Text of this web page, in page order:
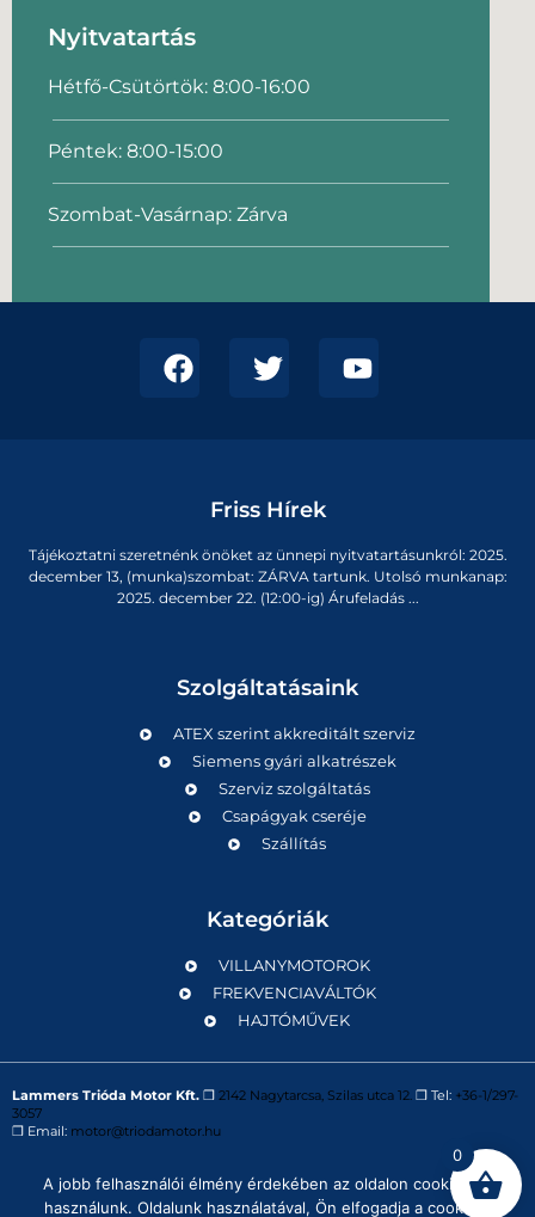
Nyitvatartás
Hétfő-Csütörtök: 8:00-16:00
Péntek: 8:00-15:00
Szombat-Vasárnap: Zárva
Friss Hírek
Tájékoztatni szeretnénk önöket az ünnepi nyitvatartásunkról: 2025.
december 13, (munka)szombat: ZÁRVA tartunk. Utolsó munkanap:
2025. december 22. (12:00-ig) Árufeladás ...
Szolgáltatásaink
ATEX szerint akkreditált szerviz
Siemens gyári alkatrészek
Szerviz szolgáltatás
Csapágyak cseréje
Szállítás
Kategóriák
VILLANYMOTOROK
FREKVENCIAVÁLTÓK
HAJTÓMŰVEK
Lammers Trióda Motor Kft. ❒ 2142 Nagytarcsa, Szilas utca 12. ❒ Tel: +36-1/297-
3057
❒ Email: motor@triodamotor.hu
Powered byDigit-Now Kft.
0
A jobb felhasználói élmény érdekében az oldalon cookie-kat
használunk. Oldalunk használatával, Ön elfogadja a cookie-k